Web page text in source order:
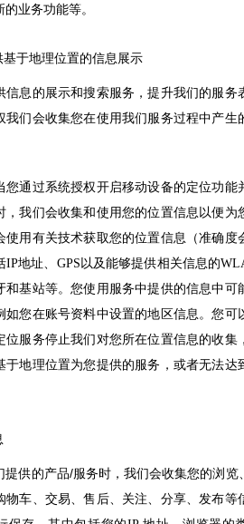
业务功能等。
于地理位置的信息展示
信息的展示和搜索服务，提升我们的服务
我们会收集您在使用我们服务过程中产生
您通过系统授权开启移动设备的定位功能
，我们会收集和使用您的位置信息以便为
使用有关技术获取您的位置信息（准确度
IP地址、 GPS 以及能够提供相关信息的
和基站等。您使用服务中提供的信息中可
如您在账号资料中设置的地区信息。您可
位服务停止我们对您所在位置信息的收集
于地理位置为您提供的服务，或者无法达
提供的产品/服务时，我们会收集您的浏览
物车、交易、售后、关注、分享、发布等